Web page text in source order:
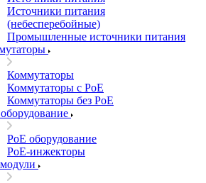
Источники питания
(небесперебойные)
Промышленные источники питания
Коммутаторы
Коммутаторы с PoE
Коммутаторы без PoE
PoE оборудование
PoE-инжекторы